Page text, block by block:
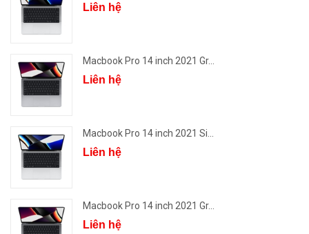
Liên hệ
Macbook Pro 14 inch 2021 Gr...
Liên hệ
Macbook Pro 14 inch 2021 Si...
Liên hệ
Macbook Pro 14 inch 2021 Gr...
Liên hệ